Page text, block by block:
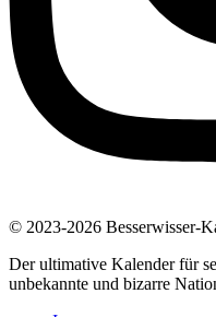
© 2023-2026 Besserwisser-
Der ultimative Kalender für
unbekannte und bizarre